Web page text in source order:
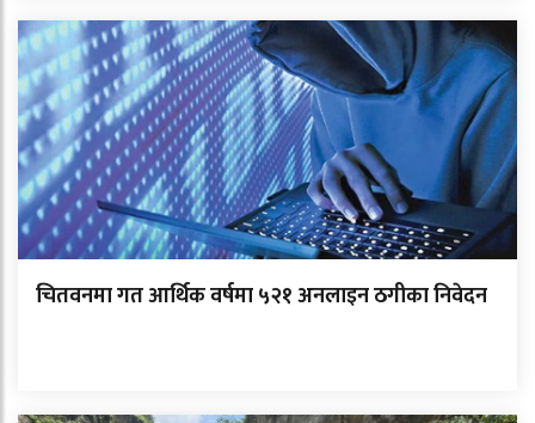
चितवनमा गत आर्थिक वर्षमा ५२१ अनलाइन ठगीका निवेदन